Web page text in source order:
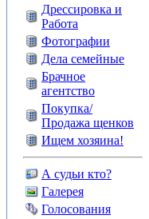
Дрессировка и
Работа
Фотографии
Дела семейные
Брачное
агентство
Покупка/
Продажа щенков
Ищем хозяина!
А судьи кто?
Галерея
Голосования